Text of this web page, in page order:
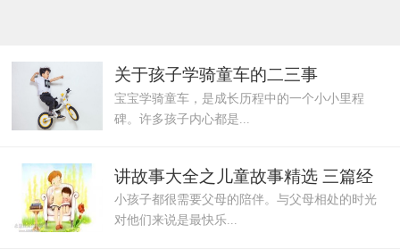
关于孩子学骑童车的二三事
宝宝学骑童车，是成长历程中的一个小小里程
碑。许多孩子内心都是...
讲故事大全之儿童故事精选 三篇经
典推荐
小孩子都很需要父母的陪伴。与父母相处的时光
对他们来说是最快乐...